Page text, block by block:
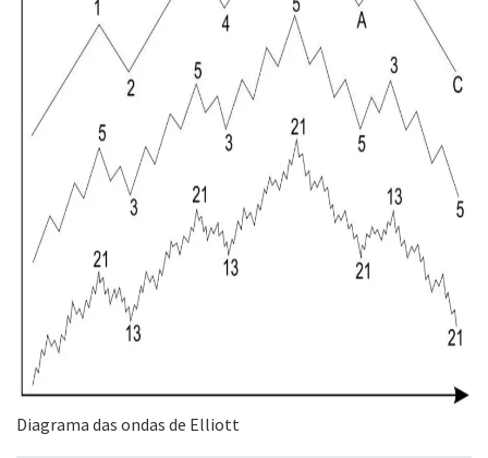
Diagrama das ondas de Elliott